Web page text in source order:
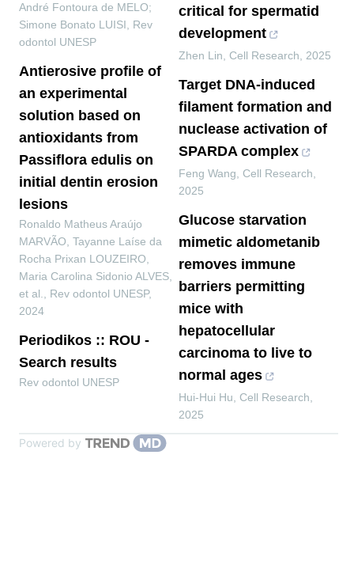
André Fontoura de MELO;
Simone Bonato LUISI
Rev
odontol UNESP
Antierosive profile of
an experimental
solution based on
antioxidants from
Passiflora edulis on
initial dentin erosion
lesions
Ronaldo Matheus Araújo
MARVÃO, Tayanne Laíse da
Rocha Prixan LOUZEIRO,
Maria Carolina Sidonio ALVES,
et al.
Rev odontol UNESP,
2024
Periodikos :: ROU -
Search results
Rev odontol UNESP
critical for spermatid
development
Zhen Lin Cell Research 2025
Target DNA-induced
filament formation and
nuclease activation of
SPARDA complex
Feng Wang Cell Research
2025
Glucose starvation
mimetic aldometanib
removes immune
barriers permitting
mice with
hepatocellular
carcinoma to live to
normal ages
Hui-Hui Hu Cell Research
2025
Powered by